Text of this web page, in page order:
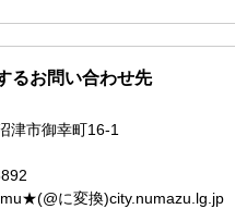
るお問い合わせ先
津市御幸町16-1
に変換)city.numazu.lg.jp